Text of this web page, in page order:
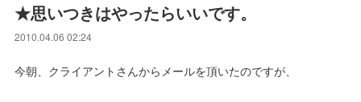
★思いつきはやったらいいです。
2010.04.06 02:24
今朝、クライアントさんからメールを頂いたのですが、